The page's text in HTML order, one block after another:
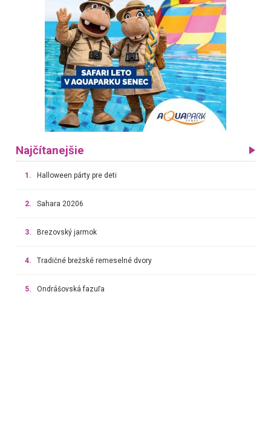
Najčítanejšie
1. Halloween párty pre deti
2. Sahara 20206
3. Brezovský jarmok
4. Tradičné brežské remeselné dvory
5. Ondrášovská fazuľa